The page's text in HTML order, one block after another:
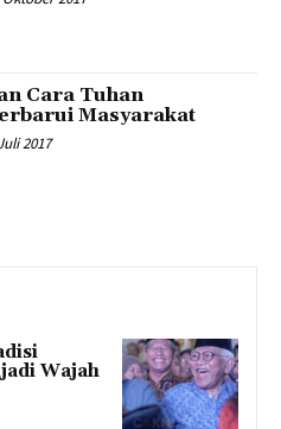
Cara Tuhan
Masyarakat
2017
Wajah